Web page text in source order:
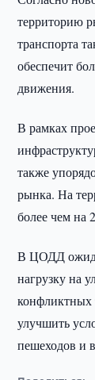
территорию
транспорта
обеспечит
движения.
В рамках
также
рынка. На
более чем на
В ЦОДД
нагрузку на
конфликтных
улучшить
пешеходов и